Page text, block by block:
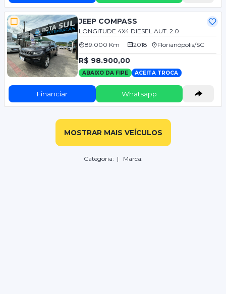
JEEP COMPASS
LONGITUDE 4X4 DIESEL AUT. 2.0
89.000 Km
2018 Florianópolis/SC
R$ 98.900,00
ABAIXO DA FIPE ACEITA TROCA
Financiar Whatsapp
MOSTRAR MAIS VEÍCULOS
Categoria: | Marca: